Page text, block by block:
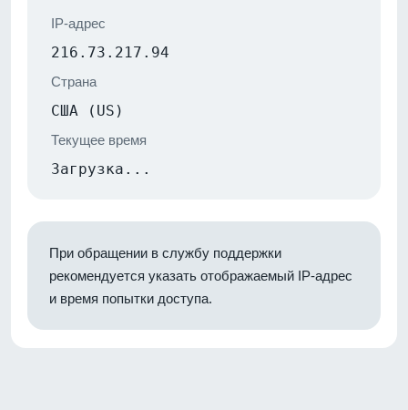
IP-адрес
216.73.217.94
Страна
США (US)
Текущее время
Загрузка...
При обращении в службу поддержки
рекомендуется указать отображаемый IP-адрес
и время попытки доступа.